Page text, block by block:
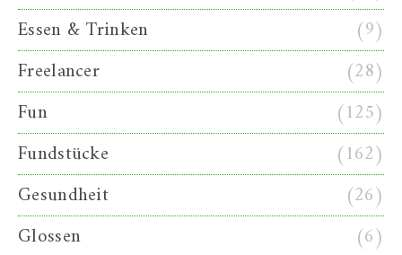
Essen & Trinken
(9)
Freelancer
(28)
Fun
(125)
Fundstücke
(162)
Gesundheit
(26)
Glossen
(6)